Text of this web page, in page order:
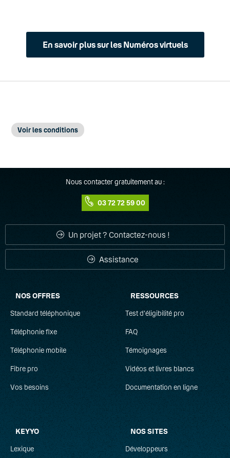
En savoir plus sur les Numéros virtuels
Voir les conditions
Disponible en option
Selon disponibilité des numéros et sur présentation des
Réservé à la VoIP
Nous contacter gratuitement au :
03 72 72 59 00
Un projet ? Contactez-nous !
Assistance
NOS OFFRES
Standard téléphonique
Téléphonie fixe
Téléphonie mobile
Fibre pro
Vos besoins
RESSOURCES
Test d'éligibilité pro
FAQ
Témoignages
Vidéos et livres blancs
Documentation en ligne
KEYYO
Lexique
NOS SITES
Développeurs